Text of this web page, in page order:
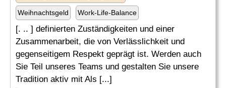
Weihnachtsgeld Work-Life-Balance
[. .. ] definierten Zuständigkeiten und einer
Zusammenarbeit, die von Verlässlichkeit und
gegenseitigem Respekt geprägt ist. Werden auch
Sie Teil unseres Teams und gestalten Sie unsere
Tradition aktiv mit Als [...]